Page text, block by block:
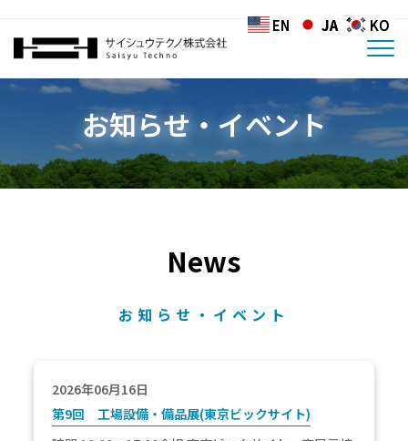
お知らせ・イベント
News
お知らせ・イベント
2026年06月16日
第9回 工場設備・備品展(東京ビックサイト)
EN JA KO
EN JA KO